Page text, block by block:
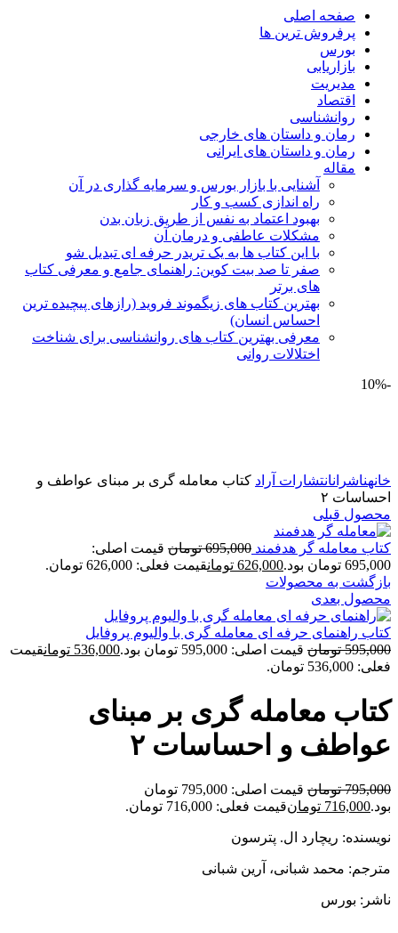
صفحه اصلی
پرفروش ترین ها
بورس
بازاریابی
مدیریت
اقتصاد
روانشناسی
رمان و داستان های خارجی
رمان و داستان های ایرانی
مقاله
آشنایی با بازار بورس و سرمایه گذاری در آن
راه اندازی کسب و کار
بهبود اعتماد به نفس از طریق زبان بدن
مشکلات عاطفی و درمان آن
با این کتاب ها به یک تریدر حرفه ای تبدیل شو
صفر تا صد بیت کوین: راهنمای جامع و معرفی کتاب
های برتر
بهترین کتاب های زیگموند فروید (رازهای پیچیده ترین
احساس انسان)
معرفی بهترین کتاب های روانشناسی برای شناخت
اختلالات روانی
-10%
خانهناشرانانتشارات آراد کتاب معامله گری بر مبنای عواطف و
احساسات ۲
محصول قبلی
کتاب معامله گر هدفمند 695,000 تومان قیمت اصلی:
695,000 تومان بود.
626,000 تومانقیمت فعلی: 626,000 تومان.
بازگشت به محصولات
محصول بعدی
کتاب راهنمای حرفه ای معامله گری با والیوم پروفایل
595,000 تومان قیمت اصلی: 595,000 تومان بود. 536,000 تومانقیمت
فعلی: 536,000 تومان.
کتاب معامله گری بر مبنای
عواطف و احساسات ۲
795,000 تومان
قیمت اصلی: 795,000 تومان
بود.716,000 تومانقیمت فعلی: 716,000 تومان.
نویسنده: ریچارد ال. پترسون
مترجم: محمد شبانی، آرین شبانی
ناشر: بورس